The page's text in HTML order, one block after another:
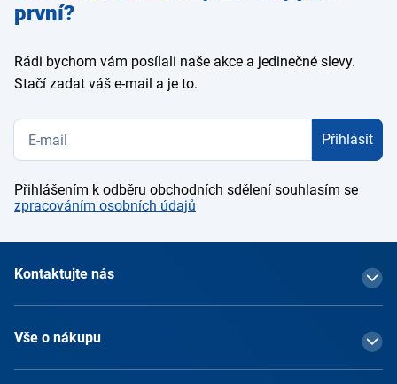
první?
Rádi bychom vám posílali naše akce a jedinečné slevy.
Stačí zadat váš e-mail a je to.
Přihlásit
Přihlášením k odběru obchodních sdělení souhlasím se
zpracováním osobních údajů
Kontaktujte nás
Vše o nákupu